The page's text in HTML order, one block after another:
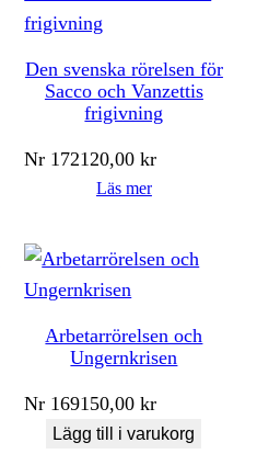
Den svenska rörelsen för
Sacco och Vanzettis
frigivning
Nr 172120,00kr
Läs mer
Arbetarrörelsen och
Ungernkrisen
Nr 169150,00kr
Lägg till i varukorg